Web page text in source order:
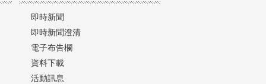
即時新聞
即時新聞澄清
電子布告欄
資料下載
活動訊息